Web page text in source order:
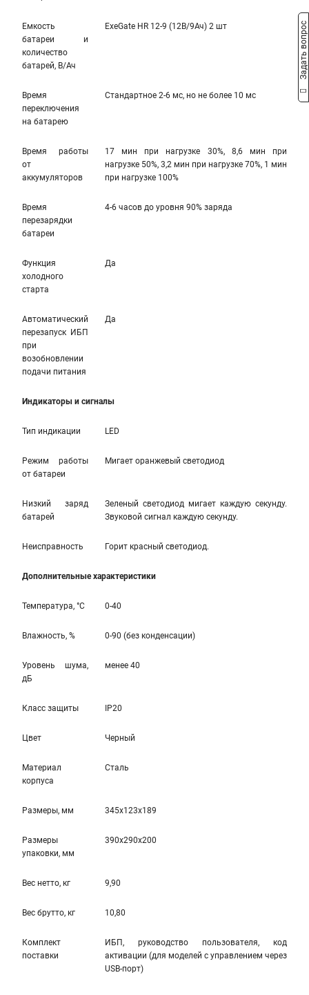
Емкость
батареи и
количество
батарей, В/Ач
ExeGate HR 12-9 (12В/9Ач) 2 шт
Время
переключения
на батарею
Стандартное 2-6 мс, но не более 10 мс
Время работы
от
аккумуляторов
17 мин при нагрузке 30%, 8,6 мин при
нагрузке 50%, 3,2 мин при нагрузке 70%, 1 мин
при нагрузке 100%
Время
перезарядки
батареи
4-6 часов до уровня 90% заряда
Функция
холодного
старта
Да
Автоматический
перезапуск ИБП
при
возобновлении
подачи питания
Да
Индикаторы и сигналы
Тип индикации LED
Режим работы
от батареи
Мигает оранжевый светодиод
Низкий заряд
батарей
Зеленый светодиод мигает каждую секунду.
Звуковой сигнал каждую секунду.
Неисправность Горит красный светодиод.
Дополнительные характеристики
Температура, °С 0-40
Влажность, % 0-90 (без конденсации)
Уровень шума,
дБ
менее 40
Класс защиты IP20
Цвет Черный
Материал
корпуса
Сталь
Размеры, мм 345x123x189
Размеры
упаковки, мм
390x290x200
Вес нетто, кг 9,90
Вес брутто, кг 10,80
Комплект
поставки
ИБП, руководство пользователя, код
активации (для моделей с управлением через
USB-порт)
Задать вопрос